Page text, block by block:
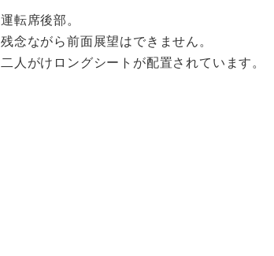
運転席後部。
残念ながら前面展望はできません。
二人がけロングシートが配置されています。